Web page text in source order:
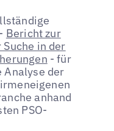
Bericht zur
in der
- für
Analyse der
anhand
PSO-